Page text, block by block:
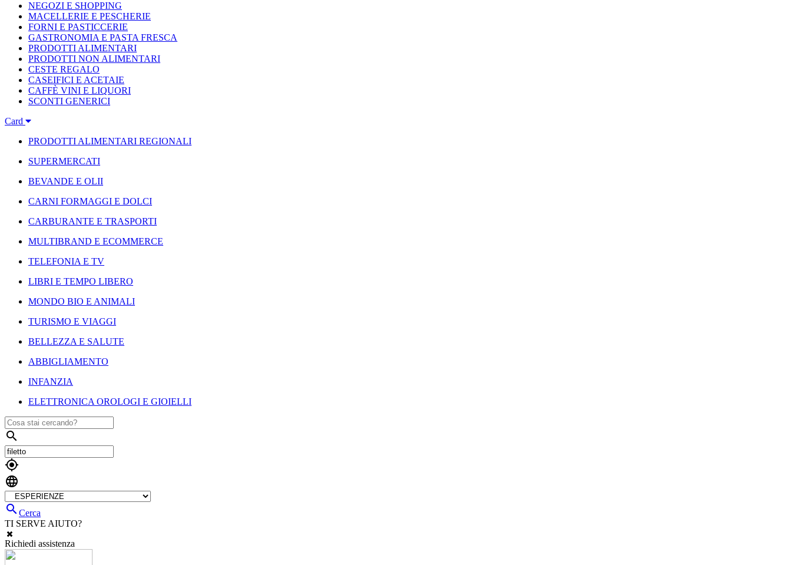
NEGOZI E SHOPPING
MACELLERIE E PESCHERIE
FORNI E PASTICCERIE
GASTRONOMIA E PASTA FRESCA
PRODOTTI ALIMENTARI
PRODOTTI NON ALIMENTARI
CESTE REGALO
CASEIFICI E ACETAIE
CAFFÈ VINI E LIQUORI
SCONTI GENERICI
Card
PRODOTTI ALIMENTARI REGIONALI
SUPERMERCATI
BEVANDE E OLII
CARNI FORMAGGI E DOLCI
CARBURANTE E TRASPORTI
MULTIBRAND E ECOMMERCE
TELEFONIA E TV
LIBRI E TEMPO LIBERO
MONDO BIO E ANIMALI
TURISMO E VIAGGI
BELLEZZA E SALUTE
ABBIGLIAMENTO
INFANZIA
ELETTRONICA OROLOGI E GIOIELLI



Cerca
TI SERVE AIUTO?
Richiedi assistenza